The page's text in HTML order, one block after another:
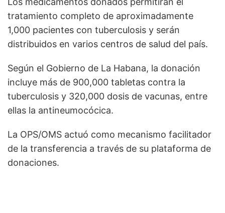
tratamiento completo de aproximadamente
1,000 pacientes con tuberculosis y serán
distribuidos en varios centros de salud del país.
Según el Gobierno de La Habana, la donación
incluye más de 900,000 tabletas contra la
tuberculosis y 320,000 dosis de vacunas, entre
ellas la antineumocócica.
La OPS/OMS actuó como mecanismo facilitador
de la transferencia a través de su plataforma de
donaciones.